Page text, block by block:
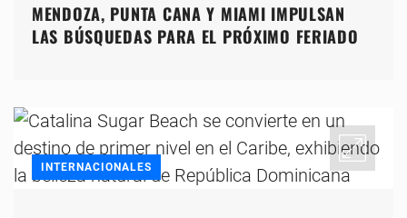
MENDOZA, PUNTA CANA Y MIAMI IMPULSAN
LAS BÚSQUEDAS PARA EL PRÓXIMO FERIADO
INTERNACIONALES